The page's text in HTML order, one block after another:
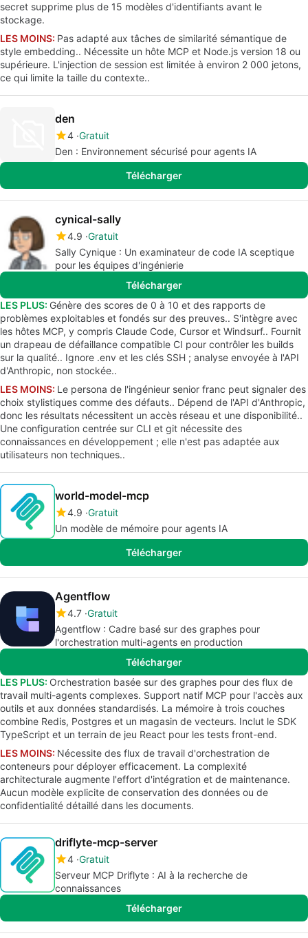
secret supprime plus de 15 modèles d'identifiants avant le
stockage.
LES MOINS: Pas adapté aux tâches de similarité sémantique de
style embedding.. Nécessite un hôte MCP et Node.js version 18 ou
supérieure. L'injection de session est limitée à environ 2 000 jetons,
ce qui limite la taille du contexte..
den
4 Gratuit
Den : Environnement sécurisé pour agents IA
Télécharger
cynical-sally
4.9 Gratuit
Sally Cynique : Un examinateur de code IA sceptique
pour les équipes d'ingénierie
Télécharger
LES PLUS: Génère des scores de 0 à 10 et des rapports de
problèmes exploitables et fondés sur des preuves.. S'intègre avec
les hôtes MCP, y compris Claude Code, Cursor et Windsurf.. Fournit
un drapeau de défaillance compatible CI pour contrôler les builds
sur la qualité.. Ignore .env et les clés SSH ; analyse envoyée à l'API
d'Anthropic, non stockée..
LES MOINS: Le persona de l'ingénieur senior franc peut signaler des
choix stylistiques comme des défauts.. Dépend de l'API d'Anthropic,
donc les résultats nécessitent un accès réseau et une disponibilité..
Une configuration centrée sur CLI et git nécessite des
connaissances en développement ; elle n'est pas adaptée aux
utilisateurs non techniques..
world-model-mcp
4.9 Gratuit
Un modèle de mémoire pour agents IA
Télécharger
Agentflow
4.7 Gratuit
Agentflow : Cadre basé sur des graphes pour
l'orchestration multi-agents en production
Télécharger
LES PLUS: Orchestration basée sur des graphes pour des flux de
travail multi-agents complexes. Support natif MCP pour l'accès aux
outils et aux données standardisés. La mémoire à trois couches
combine Redis, Postgres et un magasin de vecteurs. Inclut le SDK
TypeScript et un terrain de jeu React pour les tests front-end.
LES MOINS: Nécessite des flux de travail d'orchestration de
conteneurs pour déployer efficacement. La complexité
architecturale augmente l'effort d'intégration et de maintenance.
Aucun modèle explicite de conservation des données ou de
confidentialité détaillé dans les documents.
driflyte-mcp-server
4 Gratuit
Serveur MCP Driflyte : AI à la recherche de
connaissances
Télécharger